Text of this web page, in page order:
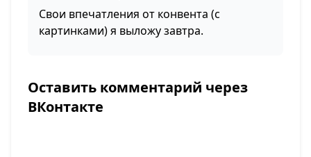
Свои впечатления от конвента (с
картинками) я выложу завтра.
Оставить комментарий через
ВКонтакте